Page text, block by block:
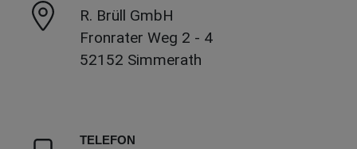
R. Brüll GmbH
Fronrater Weg 2 - 4
52152 Simmerath
TELEFON